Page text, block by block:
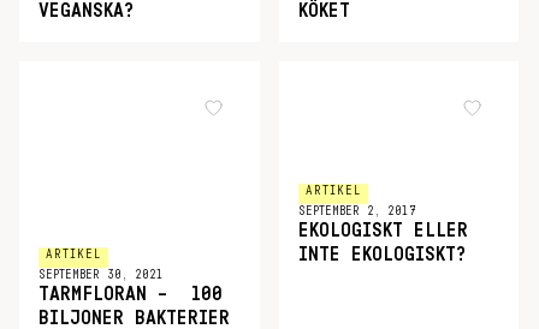
VEGANSKA?
KÖKET
ARTIKEL
SEPTEMBER 30, 2021
TARMFLORAN – 100
BILJONER BAKTERIER
ARTIKEL
SEPTEMBER 2, 2017
EKOLOGISKT ELLER
INTE EKOLOGISKT?